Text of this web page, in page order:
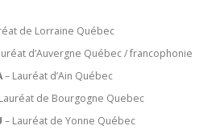
de Lorraine Québec
d’Auvergne Québec / francophonie
– Lauréat d’Ain Québec
de Bourgogne Quebec
– Lauréat de Yonne Québec